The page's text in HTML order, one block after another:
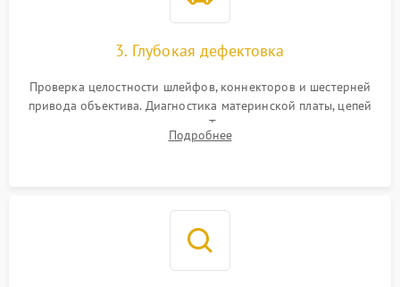
3. Глубокая дефектовка
Проверка целостности шлейфов, коннекторов и шестерней
привода объектива. Диагностика материнской платы, цепей
питания и картоприемника. Тестирование механизма
затвора и блока внутрикамерной стабилизации.
Подробнее